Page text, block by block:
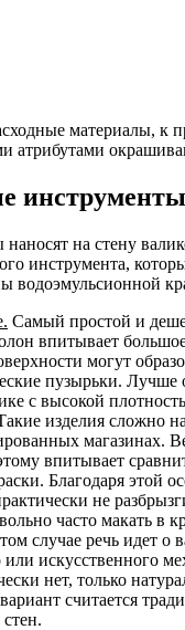
материалы, к
атрибутами
инструменты
наносят на стену
инструмента,
водоэмульсионной
Самый простой и
впитывает
могут
пузырьки. Лучше
с высокой
изделия сложно
магазинах.
впитывает
Благодаря этой
не
часто макать в
случае речь идет о
или искусственного
нет, только
считается